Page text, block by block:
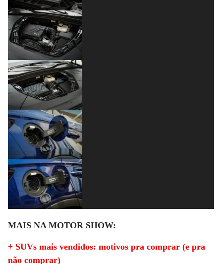
MAIS NA MOTOR SHOW:
+ SUVs mais vendidos: motivos pra comprar (e pra
não comprar)